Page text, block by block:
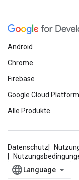
Android
Chrome
Firebase
Google Cloud Platform
Alle Produkte
Datenschutz